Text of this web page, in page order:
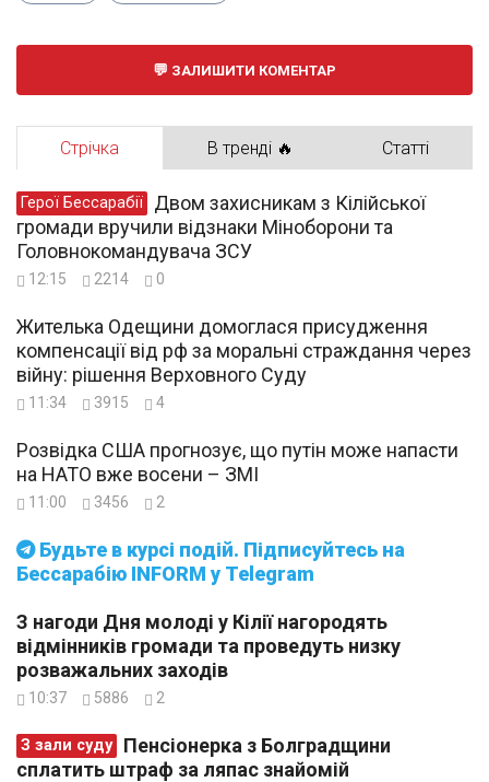
ЗАЛИШИТИ КОМЕНТАР
Стрічка В тренді 🔥 Статті
Будьте в курсі подій. Підписуйтесь на
Бессарабію INFORM у Telegram
Герої Бессарабії
громади вручили відзнаки Міноборони та
Головнокомандувача ЗСУ
12:15 2214 0
Жителька Одещини домоглася присудження
компенсації від рф за моральні страждання через
війну: рішення Верховного Суду
11:34 3915 4
Розвідка США прогнозує, що путін може напасти
на НАТО вже восени – ЗМІ
11:00 3456 2
З нагоди Дня молоді у Кілії нагородять
відмінників громади та проведуть низку
розважальних заходів
10:37 5886 2
З зали суду
сплатить штраф за ляпас знайомій